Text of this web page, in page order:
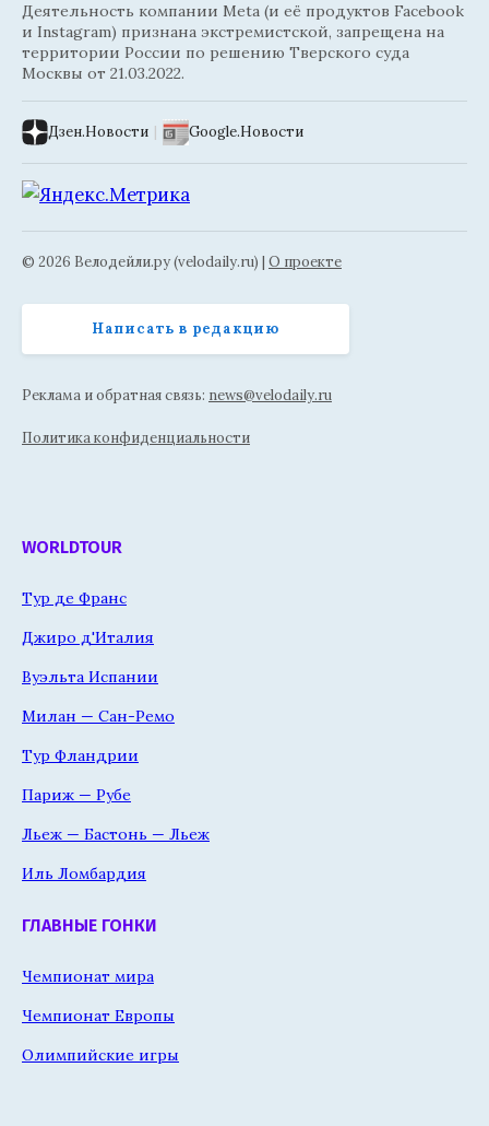
Деятельность компании Meta (и её продуктов Facebook
и Instagram) признана экстремистской, запрещена на
территории России по решению Тверского суда
Москвы от 21.03.2022.
Дзен.Новости | Google.Новости
© 2026 Велодейли.ру (velodaily.ru) | О проекте
Написать в редакцию
Реклама и обратная связь: news@velodaily.ru
Политика конфиденциальности
WORLDTOUR
Тур де Франс
Джиро д'Италия
Вуэльта Испании
Милан — Сан-Ремо
Тур Фландрии
Париж — Рубе
Льеж — Бастонь — Льеж
Иль Ломбардия
ГЛАВНЫЕ ГОНКИ
Чемпионат мира
Чемпионат Европы
Олимпийские игры